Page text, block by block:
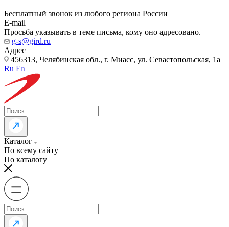
Бесплатный звонок из любого региона России
E-mail
Просьба указывать в теме письма, кому оно адресовано.
g-s@gird.ru
Адрес
456313, Челябинская обл., г. Миасс, ул. Севастопольская, 1а
Ru En
Каталог
По всему сайту
По каталогу